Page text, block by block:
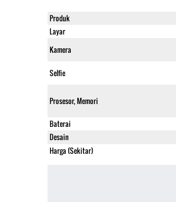
Produk
Layar
Kamera
Selfie
Prosesor, Memori
Baterai
Desain
Harga (Sekitar)